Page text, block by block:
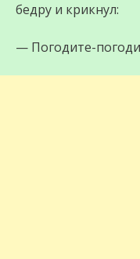
бедру и крикнул:
— Погодите-